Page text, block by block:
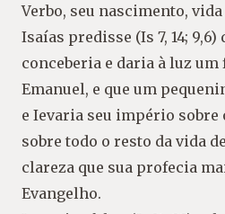
Verbo, seu nascimento,
Isaías predisse (Is 7, 14;
conceberia e daria à luz
Emanuel, e que um
e Ievaria seu império sobre
sobre todo o resto da vida
clareza que sua profecia
Evangelho.